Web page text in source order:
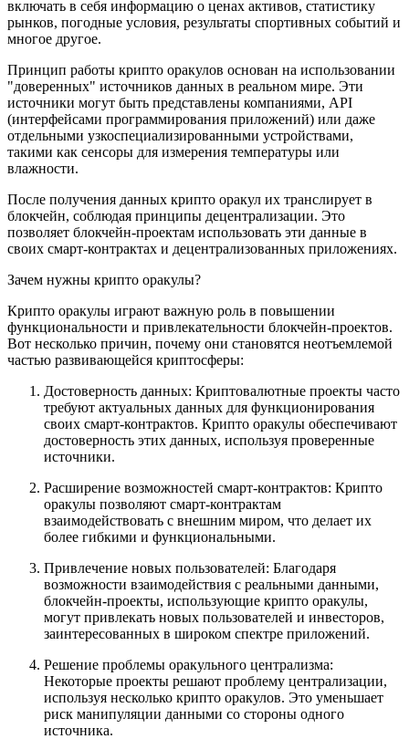
включать в себя информацию о ценах активов, статистику
рынков, погодные условия, результаты спортивных событий и
многое другое.
Принцип работы крипто оракулов основан на использовании
"доверенных" источников данных в реальном мире. Эти
источники могут быть представлены компаниями, API
(интерфейсами программирования приложений) или даже
отдельными узкоспециализированными устройствами,
такими как сенсоры для измерения температуры или
влажности.
После получения данных крипто оракул их транслирует в
блокчейн, соблюдая принципы децентрализации. Это
позволяет блокчейн-проектам использовать эти данные в
своих смарт-контрактах и децентрализованных приложениях.
Зачем нужны крипто оракулы?
Крипто оракулы играют важную роль в повышении
функциональности и привлекательности блокчейн-проектов.
Вот несколько причин, почему они становятся неотъемлемой
частью развивающейся криптосферы:
Достоверность данных: Криптовалютные проекты часто
требуют актуальных данных для функционирования
своих смарт-контрактов. Крипто оракулы обеспечивают
достоверность этих данных, используя проверенные
источники.
Расширение возможностей смарт-контрактов: Крипто
оракулы позволяют смарт-контрактам
взаимодействовать с внешним миром, что делает их
более гибкими и функциональными.
Привлечение новых пользователей: Благодаря
возможности взаимодействия с реальными данными,
блокчейн-проекты, использующие крипто оракулы,
могут привлекать новых пользователей и инвесторов,
заинтересованных в широком спектре приложений.
Решение проблемы оракульного централизма:
Некоторые проекты решают проблему централизации,
используя несколько крипто оракулов. Это уменьшает
риск манипуляции данными со стороны одного
источника.